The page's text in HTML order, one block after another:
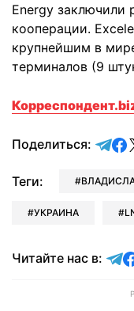
Energy заключили
кооперации.
крупнейшим в
терминалов (9
Поделиться:
Теги:
УКРАИНА
Читайте нас в: